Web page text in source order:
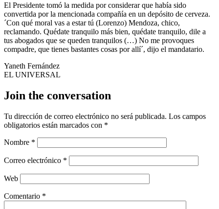
El Presidente tomó la medida por considerar que había sido
convertida por la mencionada compañía en un depósito de cerveza.
´Con qué moral vas a estar tú (Lorenzo) Mendoza, chico,
reclamando. Quédate tranquilo más bien, quédate tranquilo, dile a
tus abogados que se queden tranquilos (…) No me provoques
compadre, que tienes bastantes cosas por allí´, dijo el mandatario.
Yaneth Fernández
EL UNIVERSAL
Join the conversation
Tu dirección de correo electrónico no será publicada. Los campos
obligatorios están marcados con *
Nombre *
Correo electrónico *
Web
Comentario *